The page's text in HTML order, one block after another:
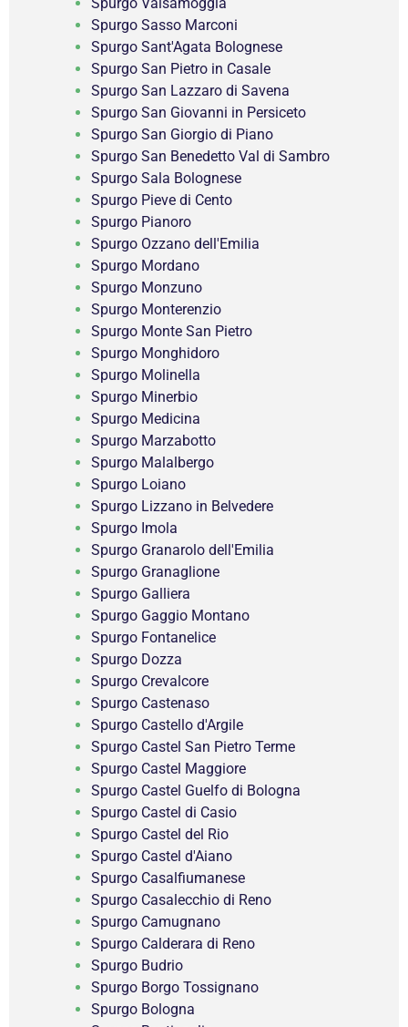
Spurgo Sasso Marconi
Spurgo Sant'Agata Bolognese
Spurgo San Pietro in Casale
Spurgo San Lazzaro di Savena
Spurgo San Giovanni in Persiceto
Spurgo San Giorgio di Piano
Spurgo San Benedetto Val di Sambro
Spurgo Sala Bolognese
Spurgo Pieve di Cento
Spurgo Pianoro
Spurgo Ozzano dell'Emilia
Spurgo Mordano
Spurgo Monzuno
Spurgo Monterenzio
Spurgo Monte San Pietro
Spurgo Monghidoro
Spurgo Molinella
Spurgo Minerbio
Spurgo Medicina
Spurgo Marzabotto
Spurgo Malalbergo
Spurgo Loiano
Spurgo Lizzano in Belvedere
Spurgo Imola
Spurgo Granarolo dell'Emilia
Spurgo Granaglione
Spurgo Galliera
Spurgo Gaggio Montano
Spurgo Fontanelice
Spurgo Dozza
Spurgo Crevalcore
Spurgo Castenaso
Spurgo Castello d'Argile
Spurgo Castel San Pietro Terme
Spurgo Castel Maggiore
Spurgo Castel Guelfo di Bologna
Spurgo Castel di Casio
Spurgo Castel del Rio
Spurgo Castel d'Aiano
Spurgo Casalfiumanese
Spurgo Casalecchio di Reno
Spurgo Camugnano
Spurgo Calderara di Reno
Spurgo Budrio
Spurgo Borgo Tossignano
Spurgo Bologna